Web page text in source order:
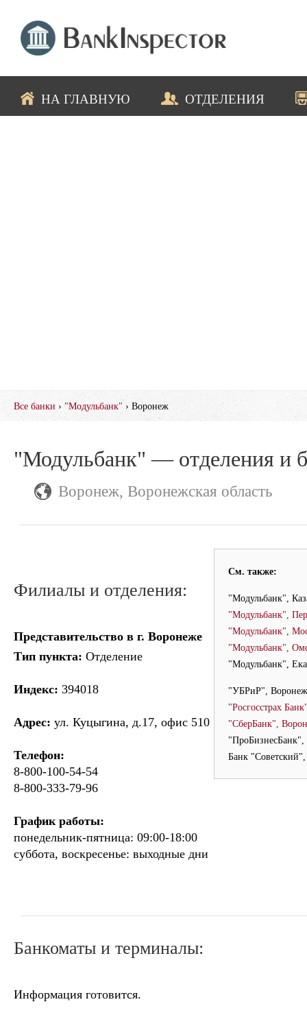
НА ГЛАВНУЮ ОТДЕЛЕНИЯ
Все банки › "Модульбанк" › Воронеж
"Модульбанк" — отделения и
Воронеж, Воронежская область
См. также:
"Модульбанк",
"Модульбанк",
"Модульбанк",
"Модульбанк",
"Модульбанк",
"УБРиР", Воронеж
"Росгосстрах
"СберБанк",
Банк
Филиалы и отделения:
Представительство в г. Воронеже
Тип пункта: Отделение
Индекс: 394018
Адрес: ул. Куцыгина, д.17, офис 510
Телефон:
8-800-100-54-54
8-800-333-79-96
График работы:
понедельник-пятница: 09:00-18:00
суббота, воскресенье: выходные дни
Банкоматы и терминалы:
Информация готовится.